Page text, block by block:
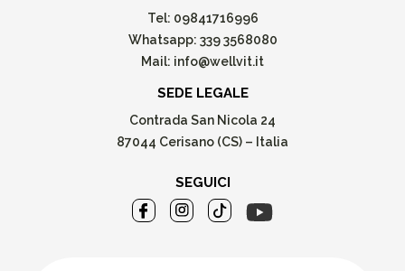
Tel: 09841716996
Whatsapp: 339 3568080
Mail: info@wellvit.it
SEDE LEGALE
Contrada San Nicola 24
87044 Cerisano (CS) – Italia
SEGUICI